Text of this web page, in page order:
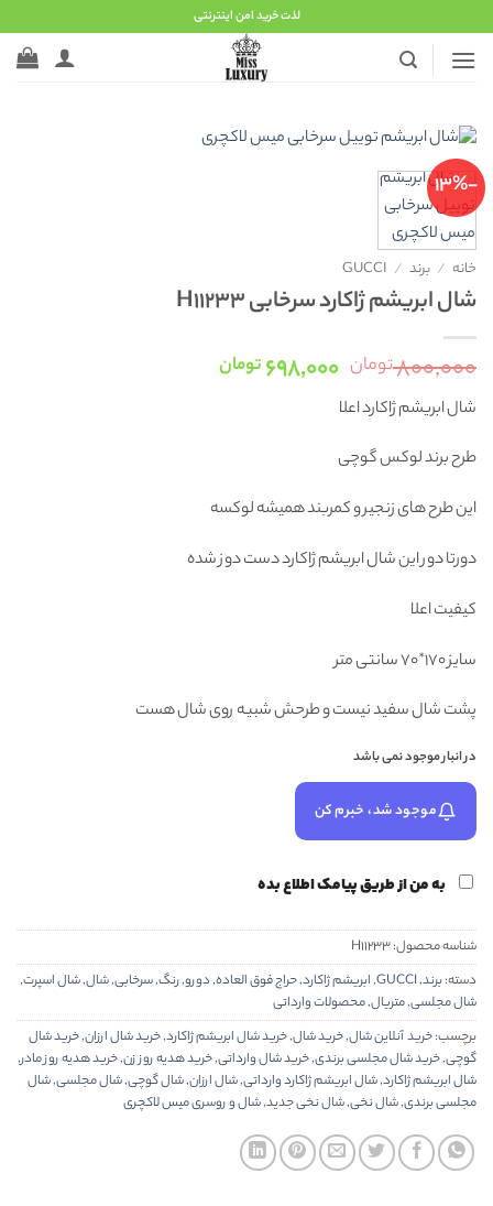
to
content
لذت خرید امن اینترنتی
-13%
خانه / برند /
GUCCI
شال ابریشم ژاکارد سرخابی H11233
۸۰۰,۰۰۰تومان قیمت
بود.
۶۹۸,۰۰۰تومانقیمت
شال ابریشم ژاکارد اعلا
طرح برند لوکس گوچی
این طرح های زنجیر و کمربند همیشه لوکسه
دورتا دور این شال ابریشم ژاکارد دست دوز شده
کیفیت اعلا
سایز ۱۷۰*۷۰ سانتی متر
پشت شال سفید نیست و طرحش شبیه روی شال هست
در انبار موجود نمی باشد
موجود شد، خبرم کن
به من از طریق پیامک اطلاع بده
شناسه محصول:H11233
دسته:برند,
GUCCI
,ابریشم ژاکارد,حراج فوق العاده,دورو,رنگ,سرخابی,شال,شال اسپرت,
شال مجلسی,متریال,محصولات وارداتی
برچسب:خرید آنلاین شال,خرید شال,خرید شال ابریشم ژاکارد,خرید شال ارزان,خرید شال
گوچی,خرید شال مجلسی برندی,خرید شال وارداتی,خرید هدیه روز زن,خرید هدیه روز مادر,
شال ابریشم ژاکارد,شال ابریشم ژاکارد وارداتی,شال ارزان,شال گوچی,شال مجلسی,شال
مجلسی برندی,شال نخی,شال نخی جدید,شال و روسری میس لاکچری